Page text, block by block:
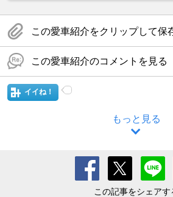
この愛車紹介をクリップして保
この愛車紹介のコメントを見る
イイね！
もっと見る
この記事をシェアす